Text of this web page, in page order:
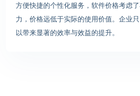
方便快捷的个性化服务，软件价格考虑
力，价格远低于实际的使用价值。企业
以带来显著的效率与效益的提升。